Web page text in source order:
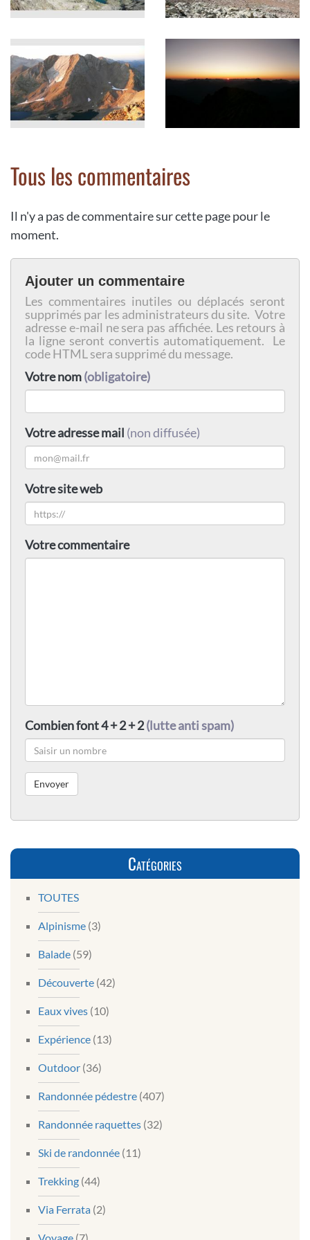
Tous les commentaires
Il n'y a pas de commentaire sur cette page pour le
moment.
Ajouter un commentaire
Les commentaires inutiles ou déplacés seront
supprimés par les administrateurs du site. Votre
adresse e-mail ne sera pas affichée. Les retours à
la ligne seront convertis automatiquement. Le
code HTML sera supprimé du message.
Votre nom(obligatoire)
Votre adresse mail (non diffusée)
Votre site web
Votre commentaire
Combien font 4 + 2 + 2(lutte anti spam)
Catégories
TOUTES
Alpinisme (3)
Balade (59)
Découverte (42)
Eaux vives (10)
Expérience (13)
Outdoor (36)
Randonnée pédestre (407)
Randonnée raquettes (32)
Ski de randonnée (11)
Trekking (44)
Via Ferrata (2)